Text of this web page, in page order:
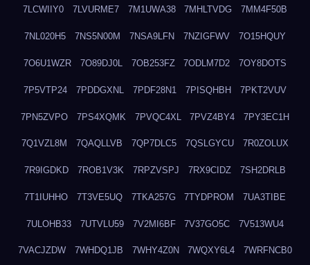
7LCWIIY0 7LVURME7 7M1UWA38 7MHLTVDG 7MM4F50B
7NL020H5 7NS5N00M 7NSA9LFN 7NZIGFWV 7O15HQUY
7O6U1WZR 7O89DJ0L 7OB253FZ 7ODLM7D2 7OY8DOTS
7P5VTP24 7PDDGXNL 7PDF28N1 7PISQHBH 7PKT2VUV
7PN5ZVPO 7PS4XQMK 7PVQC4XL 7PVZ4BY4 7PY3EC1H
7Q1VZL8M 7QAQLLVB 7QP7DLC5 7QSLGYCU 7R0ZOLUX
7R9IGDKD 7ROB1V3K 7RPZVSPJ 7RX9CIDZ 7SH2DRLB
7T1IUHHO 7T3VE5UQ 7TKA257G 7TYDPROM 7UA3TIBE
7ULOHB33 7UTVLU59 7V2MI6BF 7V37GO5C 7V513WU4
7VACJZDW 7WHDQ1JB 7WHY4Z0N 7WQXY6L4 7WRFNCB0